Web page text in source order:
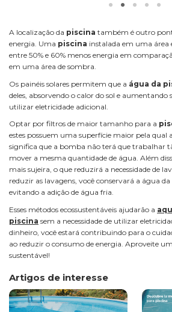
A localização da piscina também é outro
energia. Uma piscina instalada em uma área
entre 50% e 60% menos energia em
em uma área de sombra.
Os painéis solares permitem que a água da
deles, absorvendo o calor do sol e
utilizar eletricidade adicional.
Optar por filtros de maior tamanho para a
estes possuem uma superfície maior pela qual
significa que a bomba não terá que trabalhar
mover a mesma quantidade de água. Além
mais sujeira, o que reduzirá a necessidade de
reduzir as lavagens, você conservará a água
evitando a adição de água fria.
Esses métodos ecossustentáveis ajudarão a
piscina sem a necessidade de utilizar
dinheiro, você estará contribuindo para o
ao reduzir o consumo de energia. Aproveite
sustentável!
Artigos de interesse